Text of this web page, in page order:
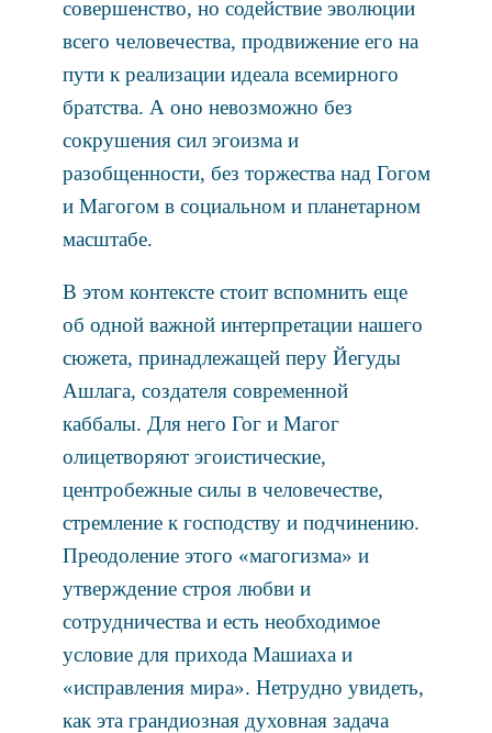
совершенство, но содействие эволюции
всего человечества, продвижение его на
пути к реализации идеала всемирного
братства. А оно невозможно без
сокрушения сил эгоизма и
разобщенности, без торжества над Гогом
и Магогом в социальном и планетарном
масштабе.
В этом контексте стоит вспомнить еще
об одной важной интерпретации нашего
сюжета, принадлежащей перу Йегуды
Ашлага, создателя современной
каббалы. Для него Гог и Магог
олицетворяют эгоистические,
центробежные силы в человечестве,
стремление к господству и подчинению.
Преодоление этого «магогизма» и
утверждение строя любви и
сотрудничества и есть необходимое
условие для прихода Машиаха и
«исправления мира». Нетрудно увидеть,
как эта грандиозная духовная задача